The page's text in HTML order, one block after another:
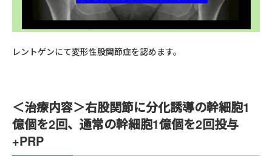
レントゲンにて変形性股関節症を認めます。
＜治療内容＞右股関節に分化誘導の幹細胞1
億個を2回、通常の幹細胞1億個を2回投与
+PRP